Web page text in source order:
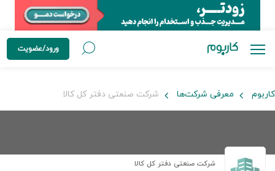
ورود/عضویت
کاربوم معرفی شرکت‌ها شرکت صنعتی دفتر کل کالا
شرکت صنعتی دفتر کل کالا